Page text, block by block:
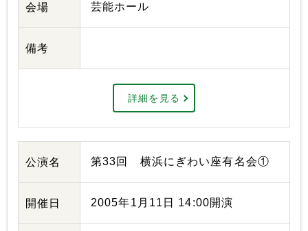
会場 芸能ホール
備考
詳細を見る
公演名 第33回 横浜にぎわい座有名会①
開催日 2005年1月11日 14:00開演